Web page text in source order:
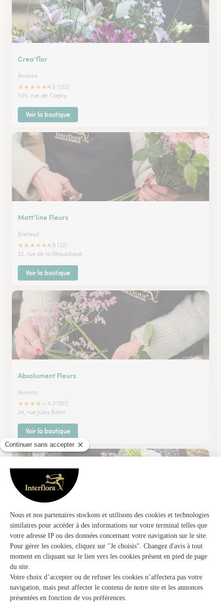
Crea’flor
Amiens
★★★★★4.5 (122)
535, rue de Cagny
Voir la boutique
Matt’line Fleurs
Breteuil
★★★★★4.8 (32)
22, rue de la République
Voir la boutique
Absolument Fleurs
Amiens
★★★★
4.3 (151)
34, rue Jules Barni
Voir la boutique
Fanny Fleurs
Amiens
3.8 (79)
66, Avenue du General-Foy
Voir la boutique